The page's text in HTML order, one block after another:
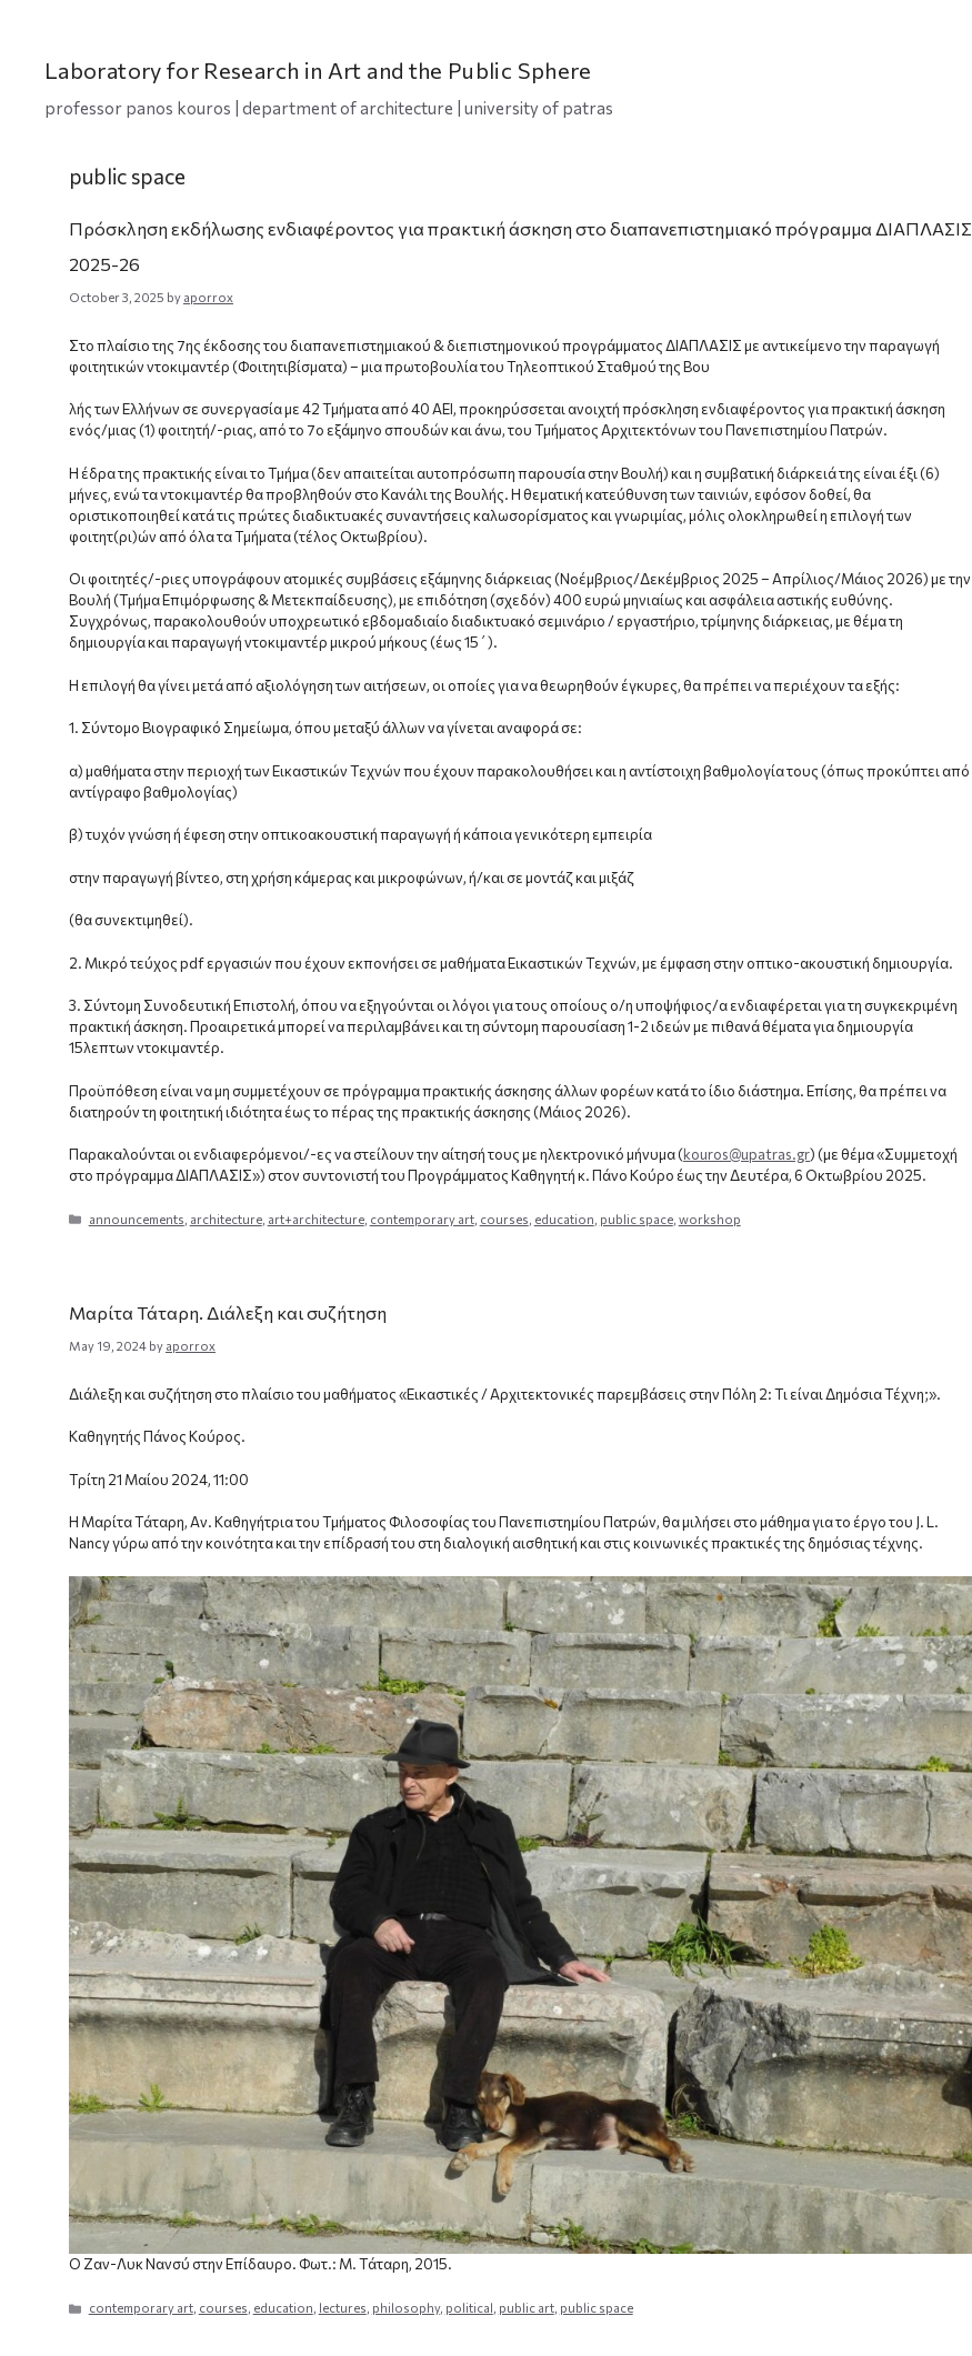
Laboratory for Research in Art and the Public Sphere
professor panos kouros | department of architecture | university of patras
public space
Πρόσκληση εκδήλωσης ενδιαφέροντος για πρακτική άσκηση στο διαπανεπιστημιακό πρόγραμμα ΔΙΑΠΛΑΣΙΣ
2025-26
October 3, 2025 by aporrox
Στο πλαίσιο της 7ης έκδοσης του διαπανεπιστημιακού & διεπιστημονικού προγράμματος ΔΙΑΠΛΑΣΙΣ με αντικείμενο την παραγωγή
φοιτητικών ντοκιμαντέρ (Φοιτητιβίσματα) – μια πρωτοβουλία του Τηλεοπτικού Σταθμού της Βου
λής των Ελλήνων σε συνεργασία με 42 Τμήματα από 40 ΑΕΙ, προκηρύσσεται ανοιχτή πρόσκληση ενδιαφέροντος για πρακτική άσκηση
ενός/μιας (1) φοιτητή/-ριας, από το 7ο εξάμηνο σπουδών και άνω, του Τμήματος Aρχιτεκτόνων του Πανεπιστημίου Πατρών.
Η έδρα της πρακτικής είναι το Τμήμα (δεν απαιτείται αυτοπρόσωπη παρουσία στην Βουλή) και η συμβατική διάρκειά της είναι έξι (6)
μήνες, ενώ τα ντοκιμαντέρ θα προβληθούν στο Κανάλι της Βουλής. Η θεματική κατεύθυνση των ταινιών, εφόσον δοθεί, θα
οριστικοποιηθεί κατά τις πρώτες διαδικτυακές συναντήσεις καλωσορίσματος και γνωριμίας, μόλις ολοκληρωθεί η επιλογή των
φοιτητ(ρι)ών από όλα τα Τμήματα (τέλος Οκτωβρίου).
Οι φοιτητές/-ριες υπογράφουν ατομικές συμβάσεις εξάμηνης διάρκειας (Νοέμβριος/Δεκέμβριος 2025 – Απρίλιος/Μάιος 2026) με την
Βουλή (Τμήμα Επιμόρφωσης & Μετεκπαίδευσης), με επιδότηση (σχεδόν) 400 ευρώ μηνιαίως και ασφάλεια αστικής ευθύνης.
Συγχρόνως, παρακολουθούν υποχρεωτικό εβδομαδιαίο διαδικτυακό σεμινάριο / εργαστήριο, τρίμηνης διάρκειας, με θέμα τη
δημιουργία και παραγωγή ντοκιμαντέρ μικρού μήκους (έως 15΄).
Η επιλογή θα γίνει μετά από αξιολόγηση των αιτήσεων, οι οποίες για να θεωρηθούν έγκυρες, θα πρέπει να περιέχουν τα εξής:
1. Σύντομο Βιογραφικό Σημείωμα, όπου μεταξύ άλλων να γίνεται αναφορά σε:
α) μαθήματα στην περιοχή των Εικαστικών Τεχνών που έχουν παρακολουθήσει και η αντίστοιχη βαθμολογία τους (όπως προκύπτει από
αντίγραφο βαθμολογίας)
β) τυχόν γνώση ή έφεση στην οπτικοακουστική παραγωγή ή κάποια γενικότερη εμπειρία
στην παραγωγή βίντεο, στη χρήση κάμερας και μικροφώνων, ή/και σε μοντάζ και μιξάζ
(θα συνεκτιμηθεί).
2. Μικρό τεύχος pdf εργασιών που έχουν εκπονήσει σε μαθήματα Εικαστικών Τεχνών, με έμφαση στην οπτικο-ακουστική δημιουργία.
3. Σύντομη Συνοδευτική Επιστολή, όπου να εξηγούνται οι λόγοι για τους οποίους ο/η υποψήφιος/α ενδιαφέρεται για τη συγκεκριμένη
πρακτική άσκηση. Προαιρετικά μπορεί να περιλαμβάνει και τη σύντομη παρουσίαση 1-2 ιδεών με πιθανά θέματα για δημιουργία
15λεπτων ντοκιμαντέρ.
Προϋπόθεση είναι να μη συμμετέχουν σε πρόγραμμα πρακτικής άσκησης άλλων φορέων κατά το ίδιο διάστημα. Επίσης, θα πρέπει να
διατηρούν τη φοιτητική ιδιότητα έως το πέρας της πρακτικής άσκησης (Μάιος 2026).
Παρακαλούνται οι ενδιαφερόμενοι/-ες να στείλουν την αίτησή τους με ηλεκτρονικό μήνυμα (kouros@upatras.gr) (με θέμα «Συμμετοχή
στο πρόγραμμα ΔΙΑΠΛΑΣΙΣ») στον συντονιστή του Προγράμματος Καθηγητή κ. Πάνο Κούρο έως την Δευτέρα, 6 Οκτωβρίου 2025.
Categories
announcements, architecture, art+architecture, contemporary art, courses, education, public space, workshop
Μαρίτα Τάταρη. Διάλεξη και συζήτηση
May 19, 2024 by aporrox
Διάλεξη και συζήτηση στο πλαίσιο του μαθήματος «Εικαστικές / Αρχιτεκτονικές παρεμβάσεις στην Πόλη 2: Τι είναι Δημόσια Τέχνη;».
Καθηγητής Πάνος Κούρος.
Τρίτη 21 Μαίου 2024, 11:00
H Μαρίτα Τάταρη, Αν. Καθηγήτρια του Τμήματος Φιλοσοφίας του Πανεπιστημίου Πατρών, θα μιλήσει στο μάθημα για το έργο του J. L.
Nancy γύρω από την κοινότητα και την επίδρασή του στη διαλογική αισθητική και στις κοινωνικές πρακτικές της δημόσιας τέχνης.
Ο Ζαν-Λυκ Νανσύ στην Επίδαυρο. Φωτ.: Μ. Τάταρη, 2015.
Categories
contemporary art, courses, education, lectures, philosophy, political, public art, public space